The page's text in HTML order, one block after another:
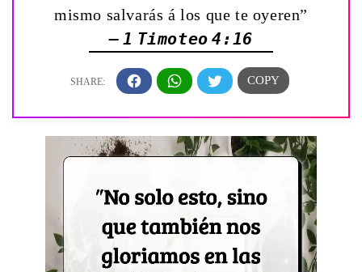
mismo salvarás á los que te oyeren”
— 1 Timoteo 4:16